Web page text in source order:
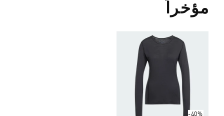
مؤخراً
-40%